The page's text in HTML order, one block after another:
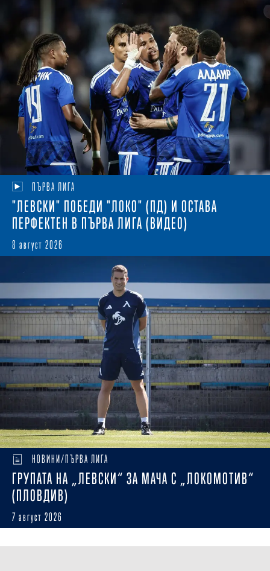
ПЪРВА ЛИГА
"ЛЕВСКИ" ПОБЕДИ "ЛОКО" (ПД) И ОСТАВА
ПЕРФЕКТЕН В ПЪРВА ЛИГА (ВИДЕО)
8 август 2026
НОВИНИ/ПЪРВА ЛИГА
ГРУПАТА НА „ЛЕВСКИ“ ЗА МАЧА С „ЛОКОМОТИВ“
(ПЛОВДИВ)
7 август 2026